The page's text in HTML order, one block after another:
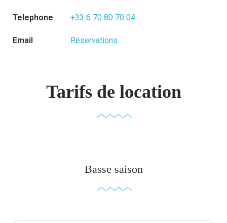
Telephone +33 6 70 80 70 04
Email Réservations
Tarifs de location
Basse saison